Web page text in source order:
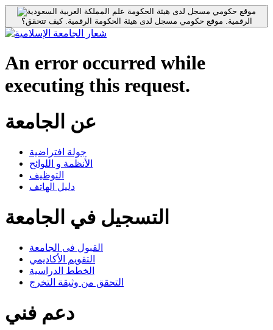
موقع حكومي مسجل لدى هيئة الحكومة
الرقمية. موقع حكومي مسجل لدى هيئة الحكومة الرقمية.كيف تتحقق؟
An error occurred while
executing this request.
عن الجامعة
جولة افتراضية
الأنظمة و اللوائح
التوظيف
دليل الهاتف
التسجيل في الجامعة
القبول فى الجامعة
التقويم الأكاديمي
الخطط الدراسية
التحقق من وثيقة التخرج
دعم فني